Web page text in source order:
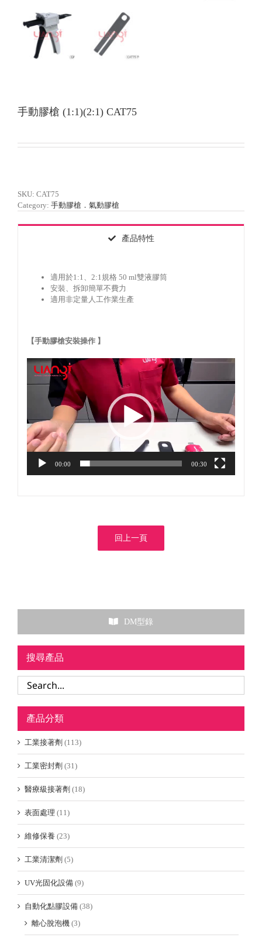
手動膠槍 (1:1)(2:1) CAT75
SKU: CAT75
Category: 手動膠槍．氣動膠槍
產品特性
適用於1:1、2:1規格 50 ml雙液膠筒
安裝、拆卸簡單不費力
適用非定量人工作業生產
【手動膠槍安裝操作 】
視
播
00:00 00:30
回上一頁
DM型錄
搜尋產品
產品分類
工業接著劑 (113)
工業密封劑 (31)
醫療級接著劑 (18)
表面處理 (11)
維修保養 (23)
工業清潔劑 (5)
UV光固化設備 (9)
自動化點膠設備 (38)
離心脫泡機 (3)